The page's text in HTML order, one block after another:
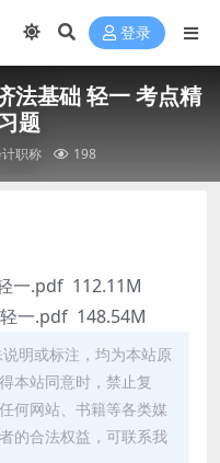
登录
法基础 轻一 考点精
题
职称 198
一.pdf 112.11M
一.pdf 148.54M
明或标注，均为本站原
本站同意时，禁止复
何网站、书籍等各类媒
的合法权益，可联系我